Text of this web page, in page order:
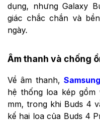
dụng, nhưng Galaxy
giác chắc chắn và
ngày.
Âm thanh và chống
Về âm thanh,
hệ thống loa kép gồm
mm, trong khi Buds 4
kế hai loa của Buds 4